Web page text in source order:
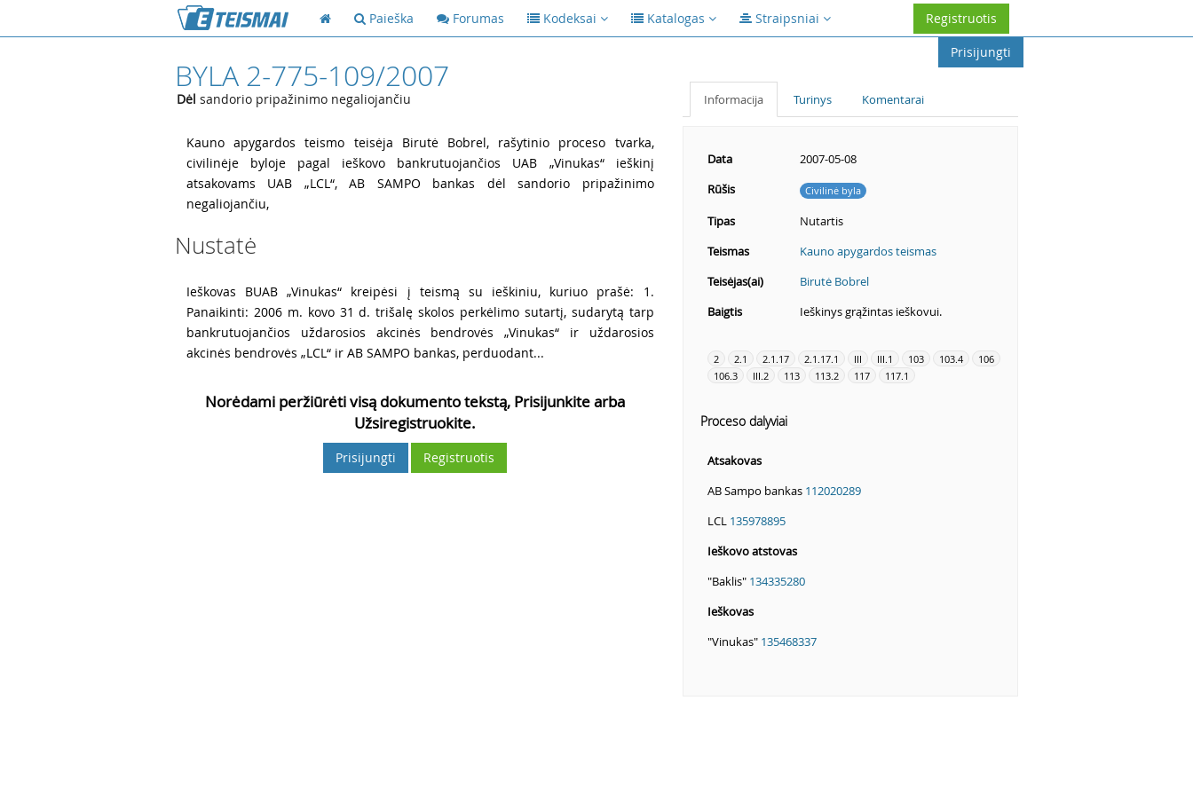
Paieška Forumas Kodeksai Katalogas Straipsniai
Registruotis
Prisijungti
BYLA 2-775-109/2007
Dėl sandorio pripažinimo negaliojančiu
Kauno apygardos teismo teisėja Birutė Bobrel, rašytinio proceso tvarka,
civilinėje byloje pagal ieškovo bankrutuojančios UAB „Vinukas“ ieškinį
atsakovams UAB „LCL“, AB SAMPO bankas dėl sandorio pripažinimo
negaliojančiu,
Nustatė
Ieškovas BUAB „Vinukas“ kreipėsi į teismą su ieškiniu, kuriuo prašė: 1.
Panaikinti: 2006 m. kovo 31 d. trišalę skolos perkėlimo sutartį, sudarytą tarp
bankrutuojančios uždarosios akcinės bendrovės „Vinukas“ ir uždarosios
akcinės bendrovės „LCL“ ir AB SAMPO bankas, perduodant...
Norėdami peržiūrėti visą dokumento tekstą, Prisijunkite arba
Užsiregistruokite.
Prisijungti Registruotis
Informacija Turinys Komentarai
Data
2007-05-08
Rūšis
Civilinė byla
Tipas
Nutartis
Teismas
Kauno apygardos teismas
Teisėjas(ai)
Birutė Bobrel
Baigtis
Ieškinys grąžintas ieškovui.
2 2.1 2.1.17 2.1.17.1 III III.1 103 103.4
106
106.3
III.2 113 113.2 117 117.1
Proceso dalyviai
Atsakovas
AB Sampo bankas 112020289
LCL 135978895
Ieškovo atstovas
"Baklis" 134335280
Ieškovas
"Vinukas" 135468337